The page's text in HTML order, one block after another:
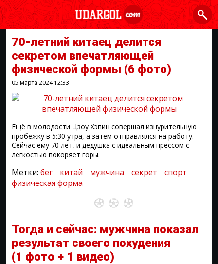
70-летний китаец делится
секретом впечатляющей
физической формы (6 фото)
05 марта 202412:33
Ещё в молодости Цзоу Хэпин совершал изнурительную
пробежку в 5:30 утра, а затем отправлялся на работу.
Сейчас ему 70 лет, и дедушка с идеальным прессом с
легкостью покоряет горы.
Метки: бег китай мужчина секрет
спорт
физическая форма
Тогда и сейчас: мужчина показал
результат своего похудения
(1 фото + 1 видео)